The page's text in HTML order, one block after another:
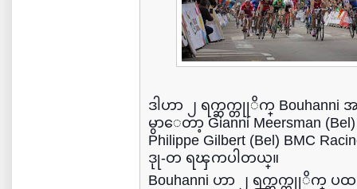
ဒါဟာ ၂ ရက္ဆက္တုုိက္ Bouhanni
မွာေတာ့ Gianni Meersman (Bel)
Philippe Gilbert (Bel) BMC
ဒုု-တ ရၾကပါတယ္။
Bouhanni ဟာ ၂ ရက္ဆက္တုုိက္ ပထ